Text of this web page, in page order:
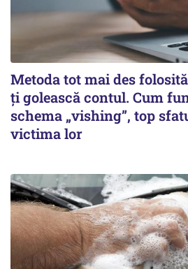
Metoda tot mai des
ți golească contul. Cum
schema „vishing”, top
victima lor